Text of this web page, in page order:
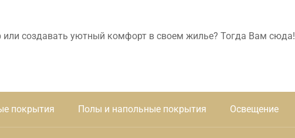
или создавать уютный комфорт в своем жилье? Тогда Вам сюда!
покрытия Полы и напольные покрытия Освещение